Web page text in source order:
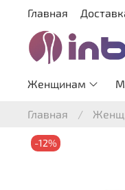
Главная
Женщинам
Главная
-12%